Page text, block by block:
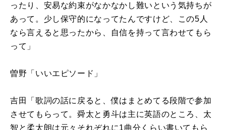
ったり、安易な約束がなかなかし難いという気持ちが
あって。少し保守的になってたんですけど、この5人
なら言えると思ったから、自信を持って言わせてもら
って」
曽野「いいエピソード」
吉田「歌詞の話に戻ると、僕はまとめてる段階で参加
させてもらって。舜太と勇斗は主に英語のところ、太
智と柔太朗は元々それぞれに1曲分くらい書いてもら